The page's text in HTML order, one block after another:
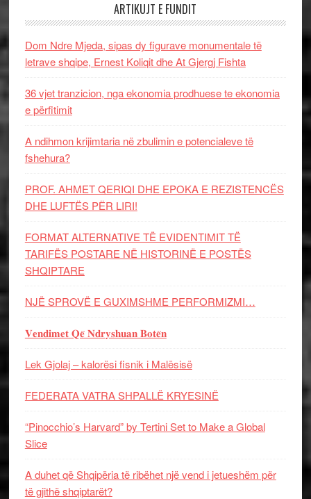
ARTIKUJT E FUNDIT
Dom Ndre Mjeda, sipas dy figurave monumentale të
letrave shqipe, Ernest Koliqit dhe At Gjergj Fishta
36 vjet tranzicion, nga ekonomia prodhuese te ekonomia
e përfitimit
A ndihmon krijimtaria në zbulimin e potencialeve të
fshehura?
PROF. AHMET QERIQI DHE EPOKA E REZISTENCЁS
DHE LUFTЁS PЁR LIRI!
FORMAT ALTERNATIVE TË EVIDENTIMIT TË
TARIFËS POSTARE NË HISTORINË E POSTËS
SHQIPTARE
NJË SPROVË E GUXIMSHME PERFORMIZMI…
𝐕𝐞𝐧𝐝𝐢𝐦𝐞𝐭 𝐐𝐞̈ 𝐍𝐝𝐫𝐲𝐬𝐡𝐮𝐚𝐧 𝐁𝐨𝐭𝐞̈𝐧
Lek Gjolaj – kalorësi fisnik i Malësisë
FEDERATA VATRA SHPALLË KRYESINË
“Pinocchio’s Harvard” by Tertini Set to Make a Global
Slice
A duhet që Shqipëria të ribëhet një vend i jetueshëm për
të gjithë shqiptarët?